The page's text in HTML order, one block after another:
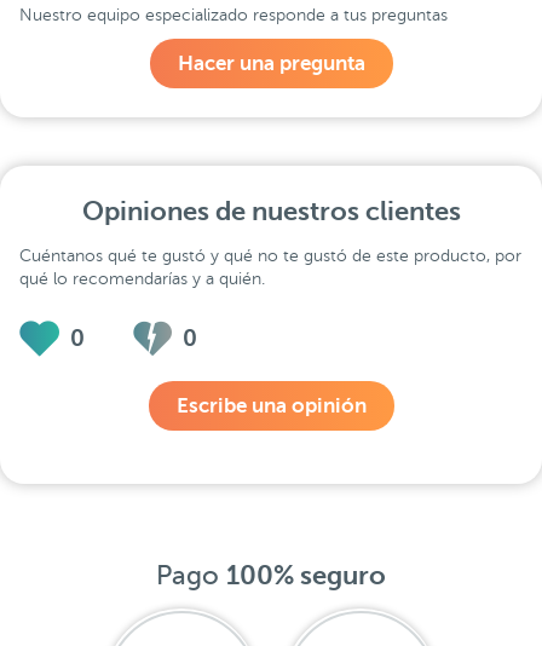
Nuestro equipo especializado responde a tus preguntas
Hacer una pregunta
Opiniones de nuestros clientes
Cuéntanos qué te gustó y qué no te gustó de este producto, por
qué lo recomendarías y a quién.
0 0
Escribe una opinión
Pago 100% seguro